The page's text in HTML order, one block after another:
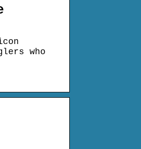
who